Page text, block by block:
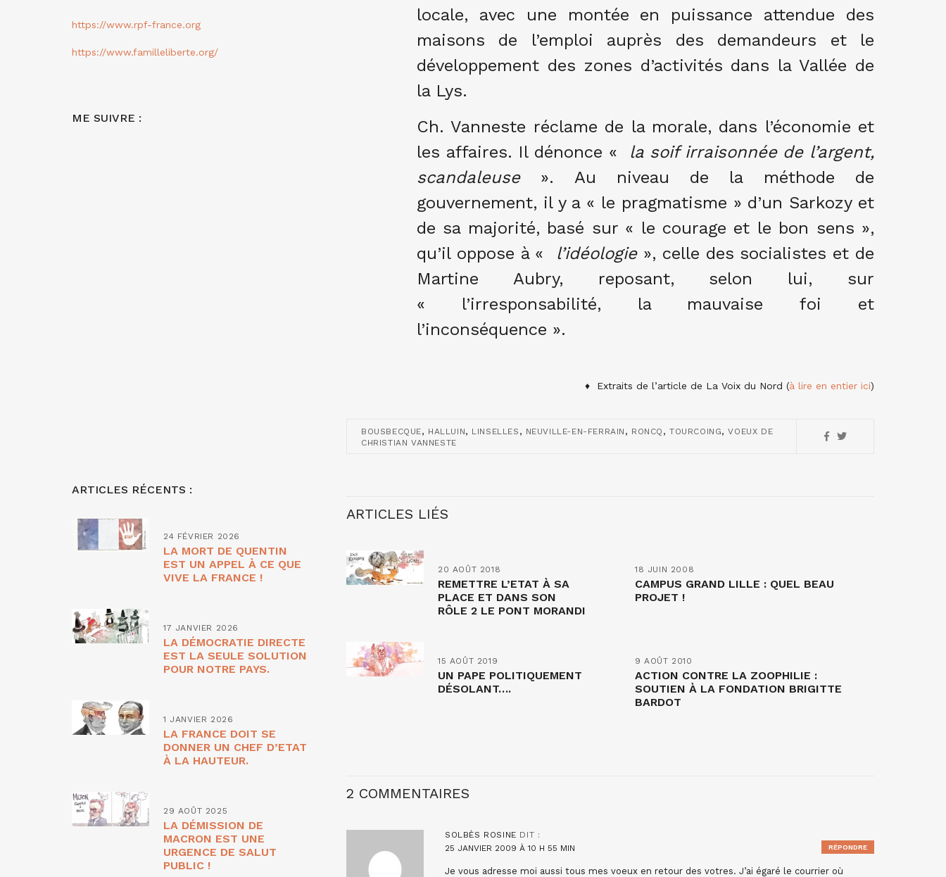
locale, avec une montée en puissance attendue des
maisons de l’emploi auprès des demandeurs et le
développement des zones d’activités dans la Vallée de
la Lys.
Ch. Vanneste réclame de la morale, dans l’économie et
les affaires. Il dénonce «
la soif irraisonnée de l’argent,
scandaleuse». Au niveau de la méthode de
gouvernement, il y a « le pragmatisme » d’un Sarkozy et
de sa majorité, basé sur « le courage et le bon sens »,
qu’il oppose à «
l’idéologie», celle des socialistes et de
Martine Aubry, reposant, selon lui, sur
« l’irresponsabilité, la mauvaise foi et
l’inconséquence ».
♦ Extraits de l’article de La Voix du Nord (à lire en entier ici)
BOUSBECQUE, HALLUIN, LINSELLES , NEUVILLE-EN-FERRAIN , RONCQ ,TOURCOING,VOEUX DE
CHRISTIAN VANNESTE
ARTICLES LIÉS
20 AOÛT 2018
REMETTRE L’ETAT À SA
PLACE ET DANS SON
RÔLE 2 LE PONT MORANDI
18 JUIN 2008
CAMPUS GRAND LILLE : QUEL BEAU
PROJET !
15 AOÛT 2019
UN PAPE POLITIQUEMENT
DÉSOLANT….
9 AOÛT 2010
ACTION CONTRE LA ZOOPHILIE :
SOUTIEN À LA FONDATION BRIGITTE
BARDOT
2 COMMENTAIRES
SOLBÈS ROSINE DIT :
25 JANVIER 2009 À 10 H 55 MIN
Je vous adresse moi aussi tous mes voeux en retour des votres. J’ai égaré le courrier où
RÉPONDRE
https://www.rpf-france.org
https://www.familleliberte.org/
ME SUIVRE :
ARTICLES RÉCENTS :
24 FÉVRIER 2026
LA MORT DE QUENTIN
EST UN APPEL À CE QUE
VIVE LA FRANCE !
17 JANVIER 2026
LA DÉMOCRATIE DIRECTE
EST LA SEULE SOLUTION
POUR NOTRE PAYS.
1 JANVIER 2026
LA FRANCE DOIT SE
DONNER UN CHEF D’ETAT
À LA HAUTEUR.
29 AOÛT 2025
LA DÉMISSION DE
MACRON EST UNE
URGENCE DE SALUT
PUBLIC !